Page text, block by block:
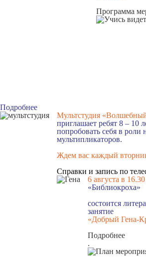
Программа
Подробнее
Мультстудия
приглашает ребят 8 – 10
попробовать себя в роли
мультипликаторов.
Ждем вас каждый
Справки и запись по
6 августа в 16.30
«Библиокроха»
состоится
занятие
«Добрый Гена-
Подробнее
.